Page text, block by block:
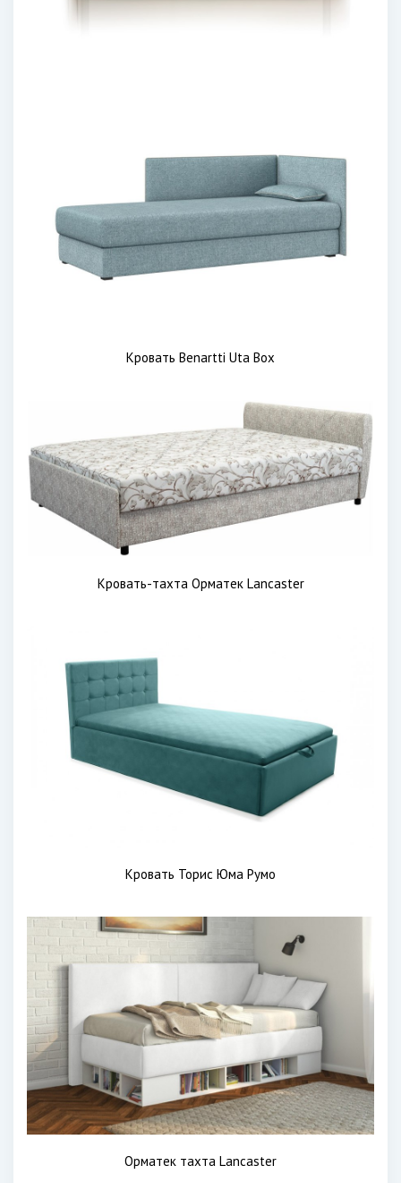
Кровать Benartti Uta Box
Кровать-тахта Орматек Lancaster
Кровать Торис Юма Румо
Орматек тахта Lancaster